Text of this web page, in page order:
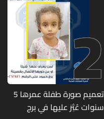
2
تعميم صورة طفلة عمرها 5
سنوات عُثِرَ عليها في برج